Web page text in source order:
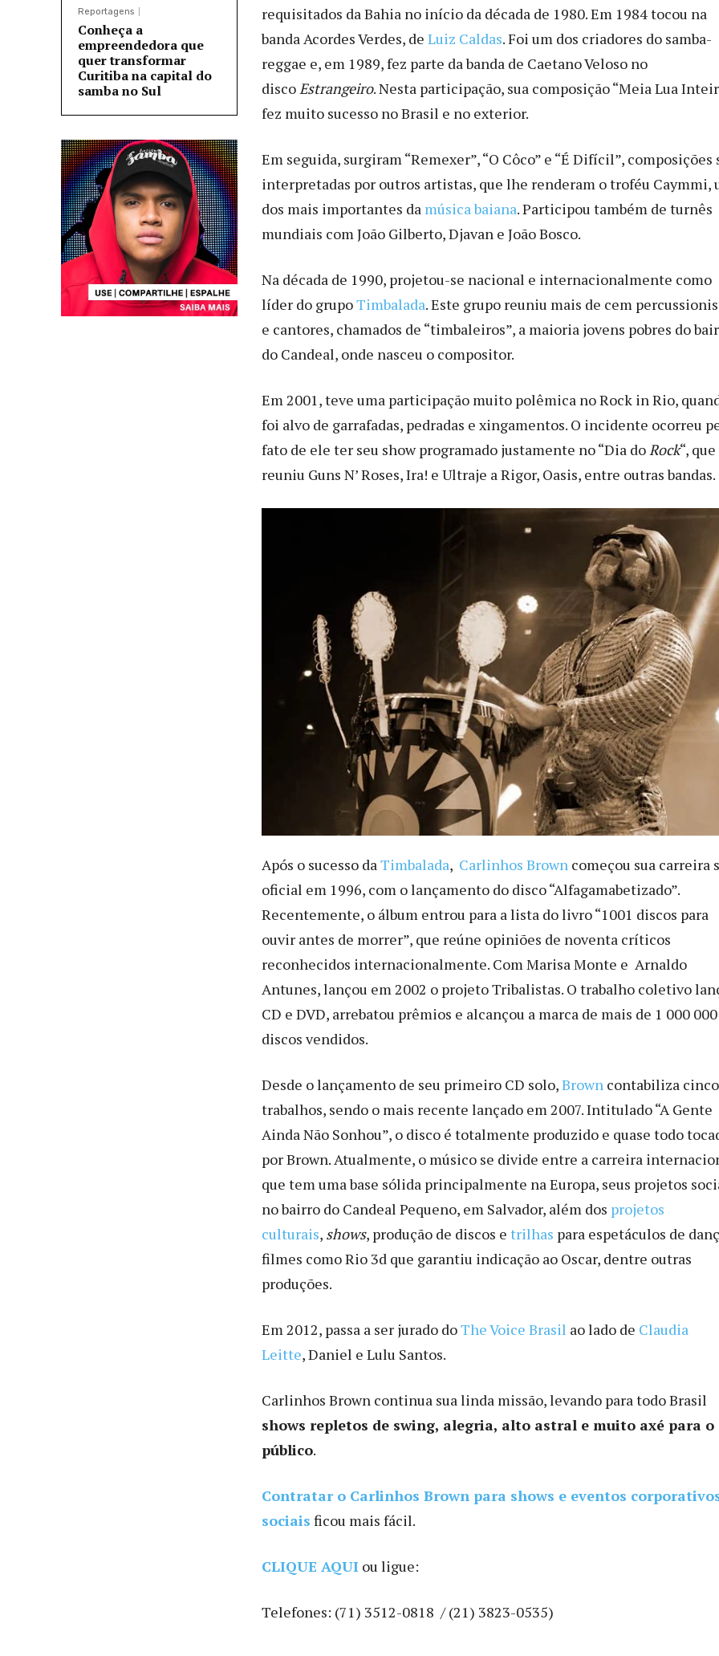
Reportagens
Conheça a
empreendedora que
quer transformar
Curitiba na capital do
samba no Sul
requisitados da Bahia no início da década de 1980. Em 1984 tocou na
banda Acordes Verdes, de Luiz Caldas. Foi um dos criadores do samba-
reggae e, em 1989, fez parte da banda de Caetano Veloso no
discoEstrangeiro. Nesta participação, sua composição “Meia Lua
fez muito sucesso no Brasil e no exterior.
Em seguida, surgiram “Remexer”, “O Côco” e “É Difícil”, composições
interpretadas por outros artistas, que lhe renderam o troféu Caymmi,
dos mais importantes da música baiana. Participou também de turnês
mundiais com João Gilberto, Djavan e João Bosco.
Na década de 1990, projetou-se nacional e internacionalmente como
líder do grupoTimbalada. Este grupo reuniu mais de cem
e cantores, chamados de “timbaleiros”, a maioria jovens pobres do
do Candeal, onde nasceu o compositor.
Em 2001, teve uma participação muito polêmica no Rock in Rio,
foi alvo de garrafadas, pedradas e xingamentos. O incidente ocorreu
fato de ele ter seu show programado justamente no “Dia doRock“, que
reuniu Guns N’ Roses, Ira! e Ultraje a Rigor, Oasis, entre outras bandas.
Após o sucesso daTimbalada, Carlinhos Brown começou sua carreira
oficial em 1996, com o lançamento do disco “Alfagamabetizado”.
Recentemente, o álbum entrou para a lista do livro “1001 discos para
ouvir antes de morrer”, que reúne opiniões de noventa críticos
reconhecidos internacionalmente. Com Marisa Monte e Arnaldo
Antunes, lançou em 2002 o projeto Tribalistas. O trabalho coletivo
CD e DVD, arrebatou prêmios e alcançou a marca de mais de 1 000
discos vendidos.
Desde o lançamento de seu primeiro CD solo,Brown contabiliza cinco
trabalhos, sendo o mais recente lançado em 2007. Intitulado “A Gente
Ainda Não Sonhou”, o disco é totalmente produzido e quase todo
por Brown. Atualmente, o músico se divide entre a carreira
que tem uma base sólida principalmente na Europa, seus projetos
no bairro do Candeal Pequeno, em Salvador, além dos projetos
culturais, shows, produção de discos e trilhas para espetáculos de
filmes como Rio 3d que garantiu indicação ao Oscar, dentre outras
produções.
Em 2012, passa a ser jurado doThe Voice Brasil ao lado de Claudia
Leitte, Daniel e Lulu Santos.
Carlinhos Brown continua sua linda missão, levando para todo Brasil
shows repletos de swing, alegria, alto astral e muito axé para o
público.
Contratar o Carlinhos Brown para shows e eventos
sociais ficou mais fácil.
CLIQUE AQUI ou ligue:
Telefones: (71) 3512-0818 / (21) 3823-0535)